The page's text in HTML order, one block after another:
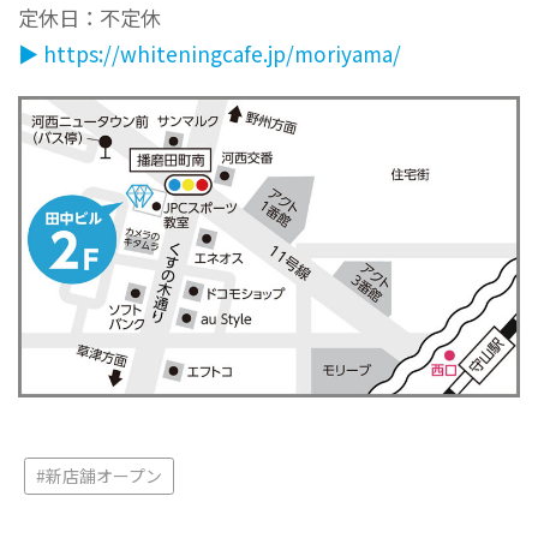
定休日：不定休
▶︎ https://whiteningcafe.jp/moriyama/
#新店舗オープン